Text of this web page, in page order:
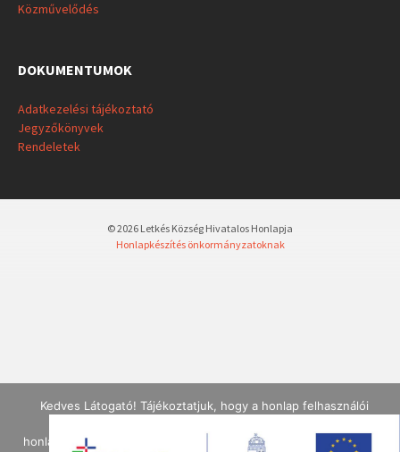
Közművelődés
DOKUMENTUMOK
Adatkezelési tájékoztató
Jegyzőkönyvek
Rendeletek
© 2026 Letkés Község Hivatalos Honlapja
Honlapkészítés önkormányzatoknak
Kedves Látogató! Tájékoztatjuk, hogy a honlap felhasználói
honlapunk használatával ön a tájékoztatásunkat tudomásul veszi.